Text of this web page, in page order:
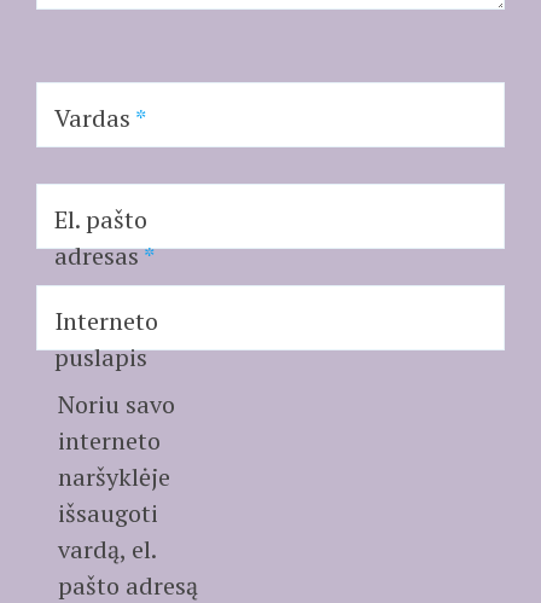
Vardas *
El. pašto
adresas*
Interneto
puslapis
Noriu savo
interneto
naršyklėje
išsaugoti
vardą, el.
pašto adresą